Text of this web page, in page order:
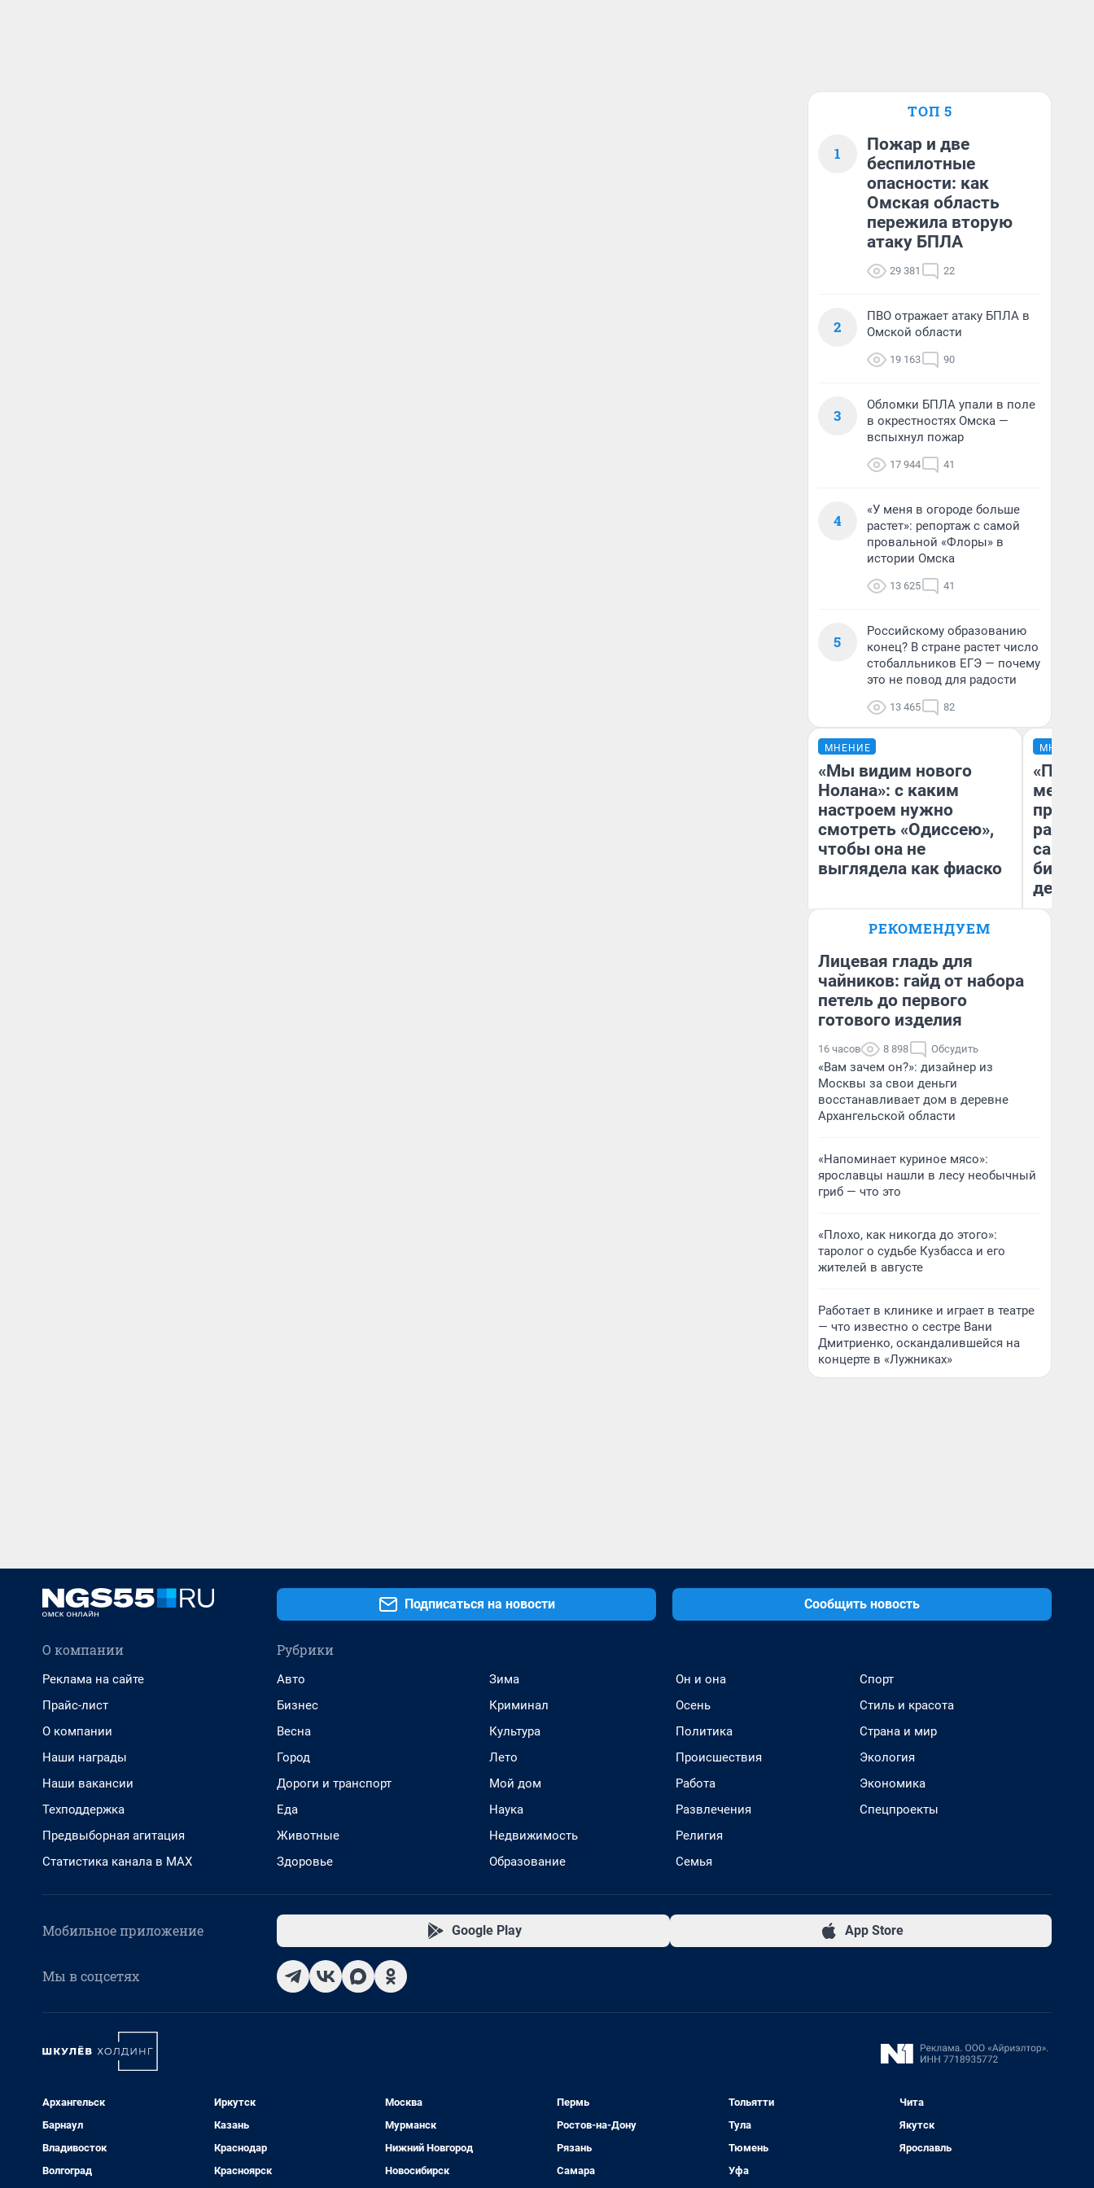
ТОП 5
1
Пожар и две
беспилотные
опасности: как
Омская область
пережила вторую
атаку БПЛА
29 381 22
2
ПВО отражает атаку БПЛА в
Омской области
19 163 90
3
Обломки БПЛА упали в поле
в окрестностях Омска —
вспыхнул пожар
17 944 41
4
«У меня в огороде больше
растет»: репортаж с самой
провальной «Флоры» в
истории Омска
13 625 41
5
Российскому образованию
конец? В стране растет число
стобалльников ЕГЭ — почему
это не повод для радости
13 465 82
МНЕНИЕ
«Мы видим нового
Нолана»: с каким
настроем нужно
смотреть «Одиссею»,
чтобы она не
выглядела как фиаско
Надежда Губарь
МНЕНИЕ
самом
РЕКОМЕНДУЕМ
Лицевая гладь для
чайников: гайд от набора
петель до первого
готового изделия
16 часов 8 898 Обсудить
«Вам зачем он?»: дизайнер из
Москвы за свои деньги
восстанавливает дом в деревне
Архангельской области
«Напоминает куриное мясо»:
ярославцы нашли в лесу необычный
гриб — что это
«Плохо, как никогда до этого»:
таролог о судьбе Кузбасса и его
жителей в августе
Работает в клинике и играет в театре
— что известно о сестре Вани
Дмитриенко, оскандалившейся на
концерте в «Лужниках»
Подписаться на новости Сообщить новость
О компании
Реклама на сайте
Прайс-лист
О компании
Наши награды
Наши вакансии
Техподдержка
Предвыборная агитация
Статистика канала в MAX
Рубрики
Авто
Бизнес
Весна
Город
Дороги и транспорт
Еда
Животные
Здоровье
Зима
Криминал
Культура
Лето
Мой дом
Наука
Недвижимость
Образование
Он и она
Осень
Политика
Происшествия
Работа
Развлечения
Религия
Семья
Спорт
Стиль и красота
Страна и мир
Экология
Экономика
Спецпроекты
Мобильное приложение Google Play App Store
Мы в соцсетях
Архангельск
Барнаул
Владивосток
Волгоград
Иркутск
Казань
Краснодар
Красноярск
Москва
Мурманск
Нижний Новгород
Новосибирск
Пермь
Ростов-на-Дону
Рязань
Самара
Тольятти
Тула
Тюмень
Уфа
Чита
Якутск
Ярославль